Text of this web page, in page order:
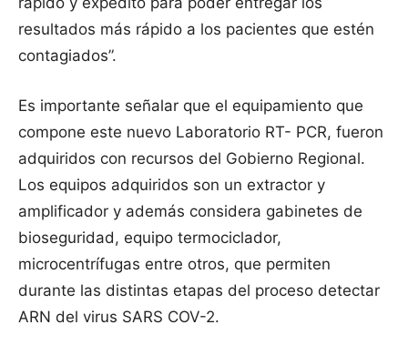
resultados más rápido a los pacientes que estén
contagiados”.
Es importante señalar que el equipamiento que
compone este nuevo Laboratorio RT- PCR, fueron
adquiridos con recursos del Gobierno Regional.
Los equipos adquiridos son un extractor y
amplificador y además considera gabinetes de
bioseguridad, equipo termociclador,
microcentrífugas entre otros, que permiten
durante las distintas etapas del proceso detectar
ARN del virus SARS COV-2.